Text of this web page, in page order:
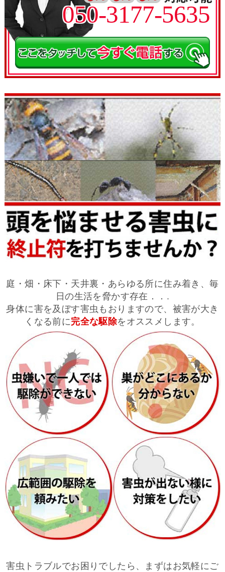
050-3177-5635
庭・畑・床下・天井裏・あらゆる所に住み着き、毎
日の生活を脅かす存在．．.
身体に害を及ぼす害虫もおりますので、被害が大き
くなる前に完全な駆除をオススメします。
害虫トラブルでお困りでしたら、まずはお気軽にご